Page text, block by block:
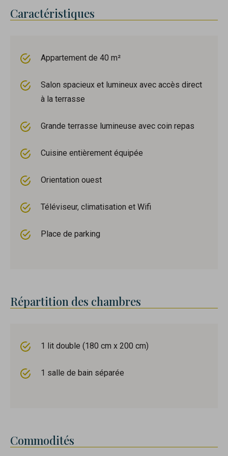
Caractéristiques
Appartement de 40 m²
Salon spacieux et lumineux avec accès direct
à la terrasse
Grande terrasse lumineuse avec coin repas
Cuisine entièrement équipée
Orientation ouest
Téléviseur, climatisation et Wifi
Place de parking
Répartition des chambres
1 lit double (180 cm x 200 cm)
1 salle de bain séparée
Commodités